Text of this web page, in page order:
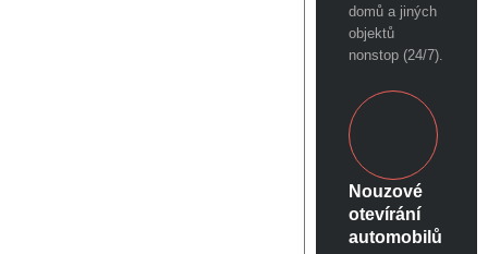
domů a jiných
objektů
nonstop (24/7).
Nouzové
otevírání
automobilů